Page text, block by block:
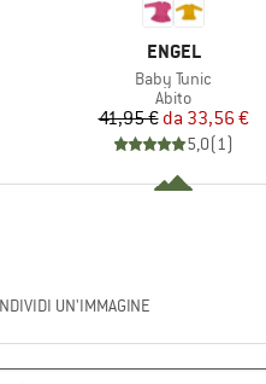
MARCHIO
ENGEL
Articolo
Baby Tunic
Gruppo di
Abito
Prezzo
41,95 € Prezzo
da 33,56 €
5,0(1)
UN'IMMAGINE